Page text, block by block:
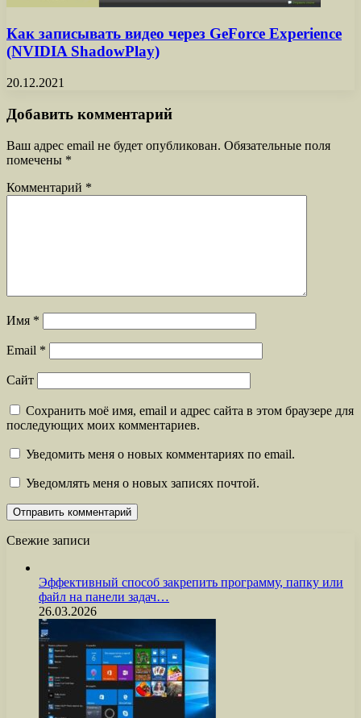
Как записывать видео через GeForce Experience
(NVIDIA ShadowPlay)
20.12.2021
Добавить комментарий
Ваш адрес email не будет опубликован. Обязательные поля
помечены *
Комментарий *
Имя *
Email *
Сайт
Сохранить моё имя, email и адрес сайта в этом браузере для
последующих моих комментариев.
Уведомить меня о новых комментариях по email.
Уведомлять меня о новых записях почтой.
Свежие записи
Эффективный способ закрепить программу, папку или
файл на панели задач…
26.03.2026